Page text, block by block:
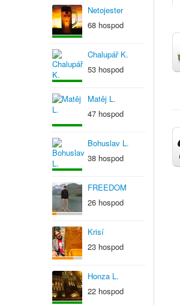
Netojester
68 hospod
Chalupář K.
53 hospod
Matěj L.
47 hospod
Bohuslav L.
38 hospod
FREEDOM
26 hospod
Krisí
23 hospod
Honza L.
22 hospod